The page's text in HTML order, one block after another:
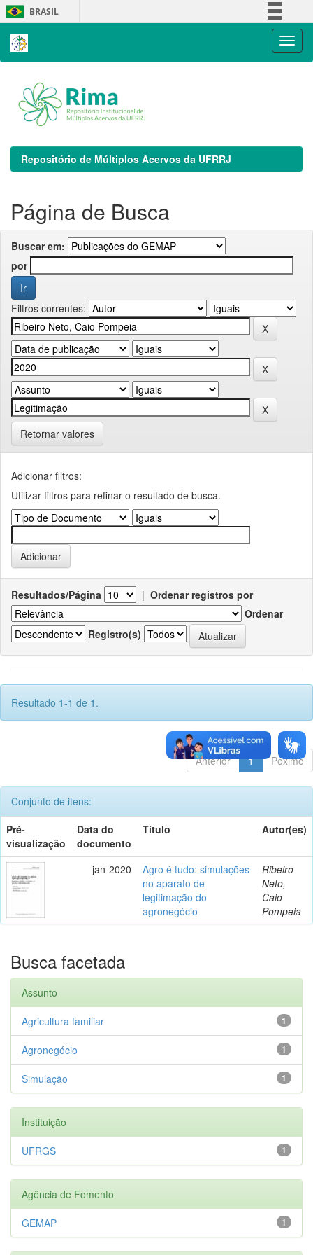
Skip
navigation
BRASIL
Repositório de Múltiplos Acervos da UFRRJ
Página de Busca
Buscar em:
por
Filtros correntes:
Retornar valores
Adicionar filtros:
Utilizar filtros para refinar o resultado de busca.
Resultados/Página | Ordenar registros por
Ordenar
Registro(s)
Resultado 1-1 de 1.
Anterior 1 Póximo
Conjunto de itens:
Pré-
visualização
Data do
documento
Título Autor(es)
jan-2020
Agro é tudo: simulações
no aparato de
legitimação do
agronegócio
Ribeiro
Neto,
Caio
Pompeia
Busca facetada
Assunto
1
Agricultura familiar
1
Agronegócio
1
Simulação
Instituição
1
UFRGS
Agência de Fomento
1
GEMAP